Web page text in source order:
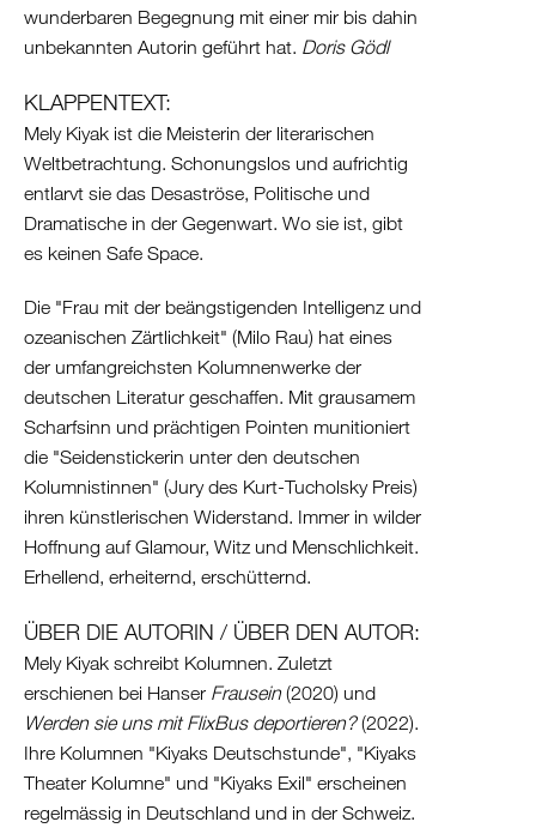
wunderbaren Begegnung mit einer mir bis dahin
unbekannten Autorin geführt hat. Doris Gödl
KLAPPENTEXT:
Mely Kiyak ist die Meisterin der literarischen
Weltbetrachtung. Schonungslos und aufrichtig
entlarvt sie das Desaströse, Politische und
Dramatische in der Gegenwart. Wo sie ist, gibt
es keinen Safe Space.
Die "Frau mit der beängstigenden Intelligenz und
ozeanischen Zärtlichkeit" (Milo Rau) hat eines
der umfangreichsten Kolumnenwerke der
deutschen Literatur geschaffen. Mit grausamem
Scharfsinn und prächtigen Pointen munitioniert
die "Seidenstickerin unter den deutschen
Kolumnistinnen" (Jury des Kurt-Tucholsky Preis)
ihren künstlerischen Widerstand. Immer in wilder
Hoffnung auf Glamour, Witz und Menschlichkeit.
Erhellend, erheiternd, erschütternd.
ÜBER DIE AUTORIN / ÜBER DEN AUTOR:
Mely Kiyak schreibt Kolumnen. Zuletzt
erschienen bei Hanser Frausein(2020) und
Werden sie uns mit FlixBus deportieren?(2022).
Ihre Kolumnen "Kiyaks Deutschstunde", "Kiyaks
Theater Kolumne" und "Kiyaks Exil" erscheinen
regelmässig in Deutschland und in der Schweiz.